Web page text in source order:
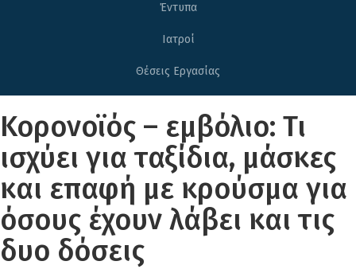
Έντυπα
Ιατροί
Θέσεις Εργασίας
Κορονοϊός – εμβόλιο: Τι
ισχύει για ταξίδια, μάσκες
και επαφή με κρούσμα για
όσους έχουν λάβει και τις
δυο δόσεις